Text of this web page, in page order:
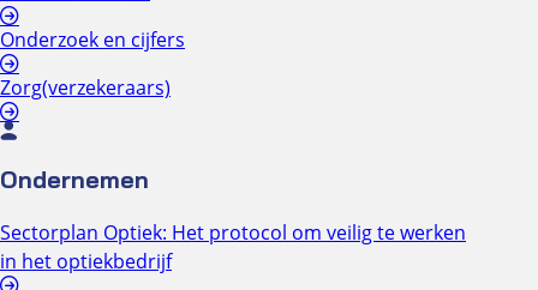
Onderzoek en cijfers
Zorg(verzekeraars)
Ondernemen
Sectorplan Optiek: Het protocol om veilig te werken
in het optiekbedrijf